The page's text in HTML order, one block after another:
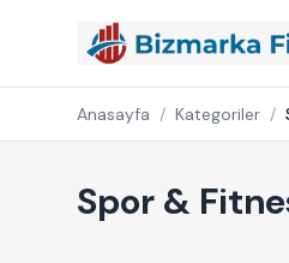
Anasayfa / Kategoriler /
Spor &